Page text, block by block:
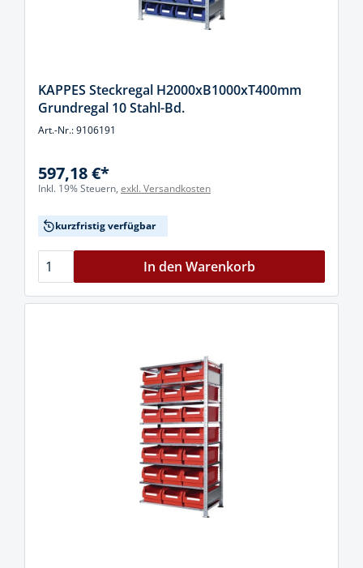
KAPPES Steckregal H2000xB1000xT400mm
Grundregal 10 Stahl-Bd.
Art.-Nr.: 9106191
597,18 €*
Inkl. 19% Steuern, exkl. Versandkosten
kurzfristig verfügbar
In den Warenkorb